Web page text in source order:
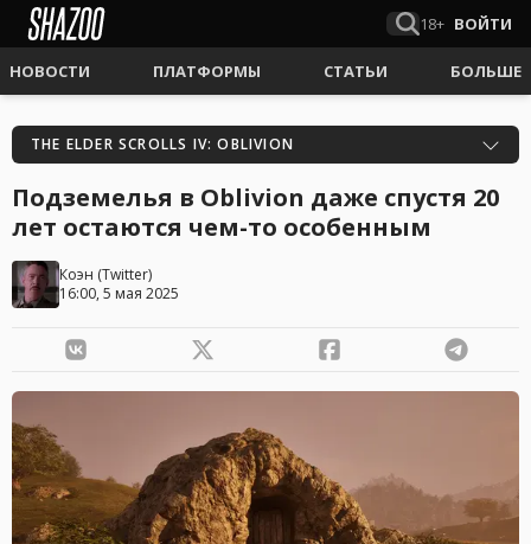
18+ ВОЙТИ
НОВОСТИ ПЛАТФОРМЫ СТАТЬИ БОЛЬШЕ
THE ELDER SCROLLS IV: OBLIVION
Подземелья в Oblivion даже спустя 20
лет остаются чем-то особенным
Коэн (Twitter)
16:00, 5 мая 2025